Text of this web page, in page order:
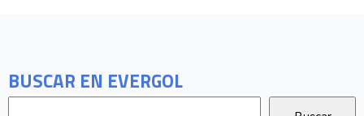
BUSCAR EN EVERGOL